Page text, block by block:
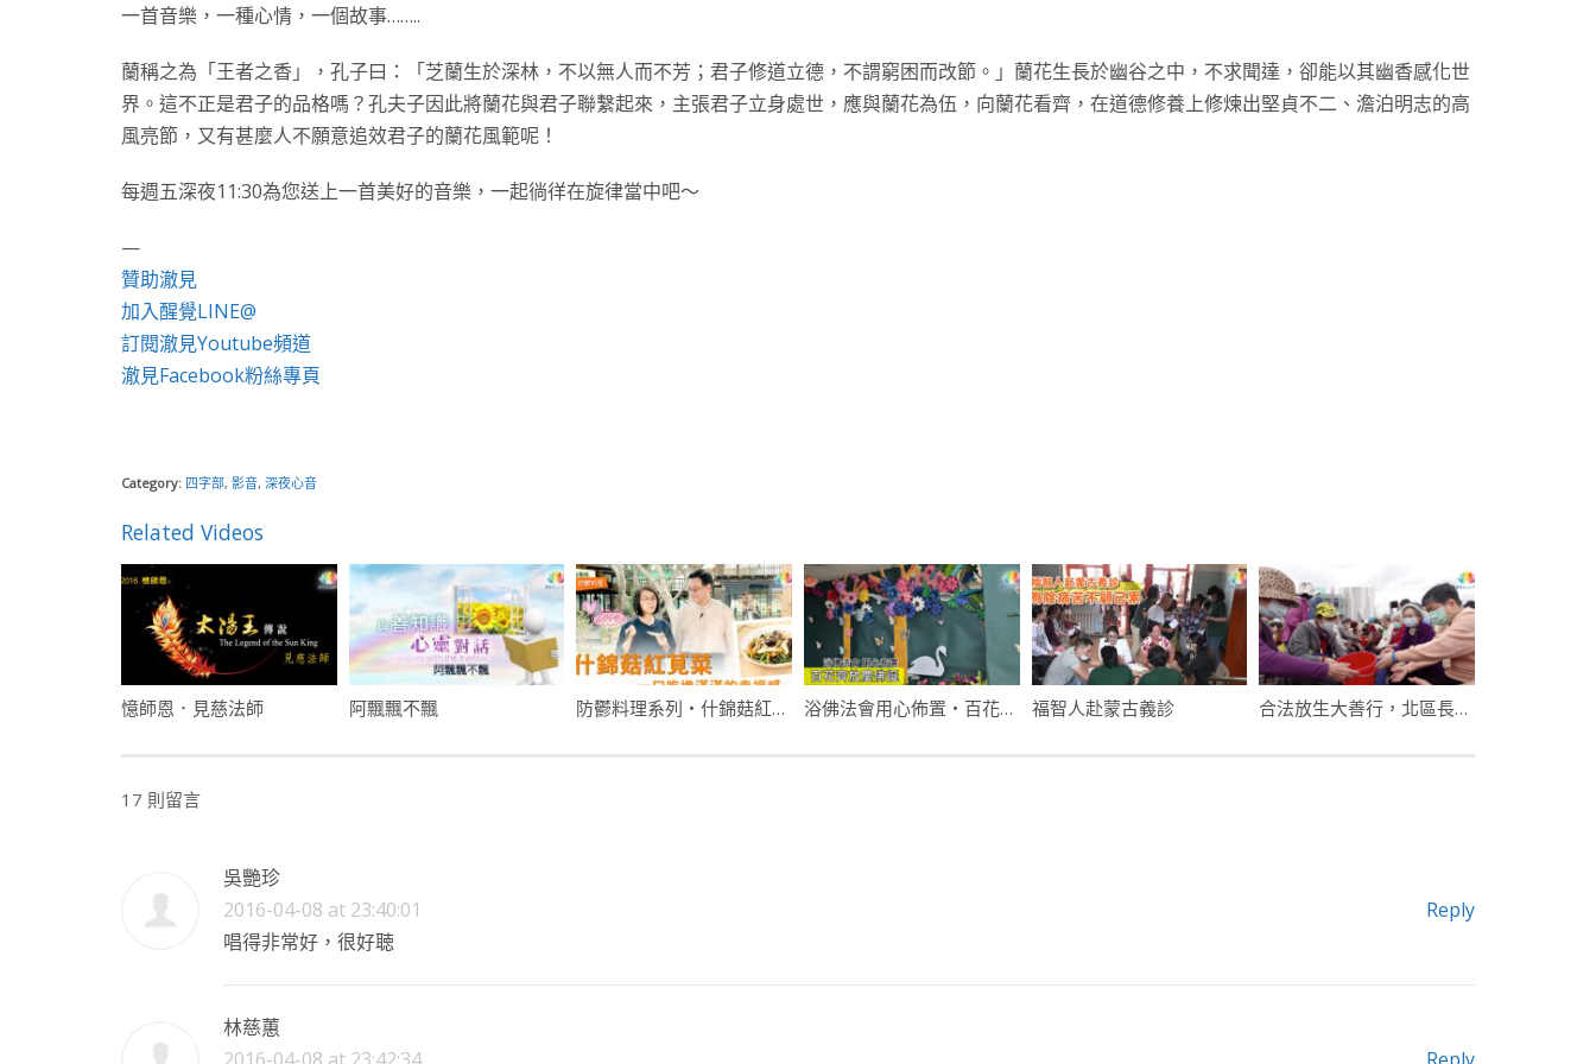
一首音樂，一種心情，一個故事……..
蘭稱之為「王者之香」，孔子曰：「芝蘭生於深林，不以無人而不芳；君子修道立德，不謂窮困而改節。」蘭花生長於幽谷之中，不求聞達，卻能以其幽香感化世
界。這不正是君子的品格嗎？孔夫子因此將蘭花與君子聯繫起來，主張君子立身處世，應與蘭花為伍，向蘭花看齊，在道德修養上修煉出堅貞不二、澹泊明志的高
風亮節，又有甚麼人不願意追效君子的蘭花風範呢！
每週五深夜11:30為您送上一首美好的音樂，一起徜徉在旋律當中吧～
—
贊助澈見
加入醒覺LINE@
訂閱澈見Youtube頻道
澈見Facebook粉絲專頁
Category: 四字部, 影音, 深夜心音
Related Videos
憶師恩．見慈法師 阿飄飄不飄 防鬱料理系列・什錦菇紅莧菜～一口吃進滿滿的幸福感 浴佛法會用心佈置・百花齊放慶佛誕 福智人赴蒙古義診 合法放生大善行，北區長青班開心圓滿善行！
17 則留言
吳艷珍
2016-04-08 at 23:40:01
Reply
唱得非常好，很好聴
林慈蕙